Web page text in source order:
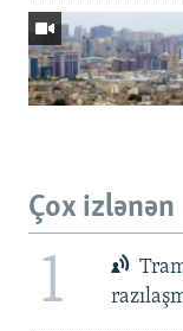
Çox izlənən
1